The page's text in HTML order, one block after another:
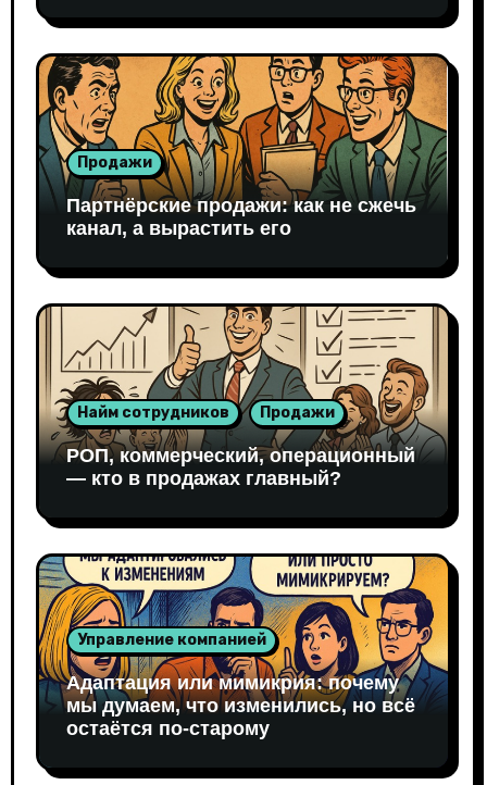
Продажи
Партнёрские продажи: как не сжечь
канал, а вырастить его
Найм сотрудников Продажи
РОП, коммерческий, операционный
— кто в продажах главный?
Управление компанией
Адаптация или мимикрия: почему
мы думаем, что изменились, но всё
остаётся по-старому